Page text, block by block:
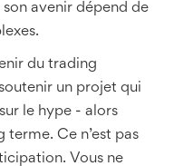
avenir dépend de
du trading
un projet qui
le hype - alors
Ce n’est pas
Vous ne